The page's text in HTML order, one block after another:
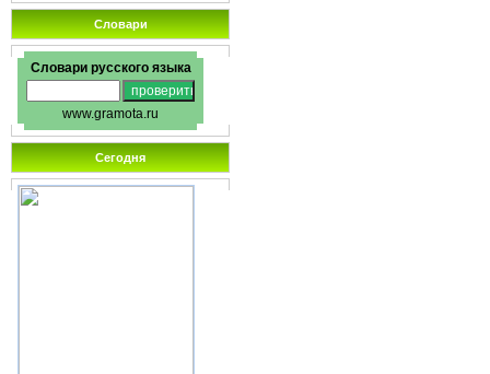
Словари
Словари русского языка
www.gramota.ru
Сегодня